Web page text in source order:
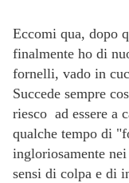
Eccomi qua, dopo
finalmente ho di
fornelli, vado in
Succede sempre
riesco ad essere a
qualche tempo di
ingloriosamente
sensi di colpa e di